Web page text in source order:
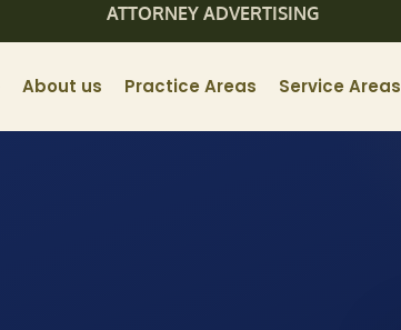
ATTORNEY ADVERTISING
About us Practice Areas Service Areas